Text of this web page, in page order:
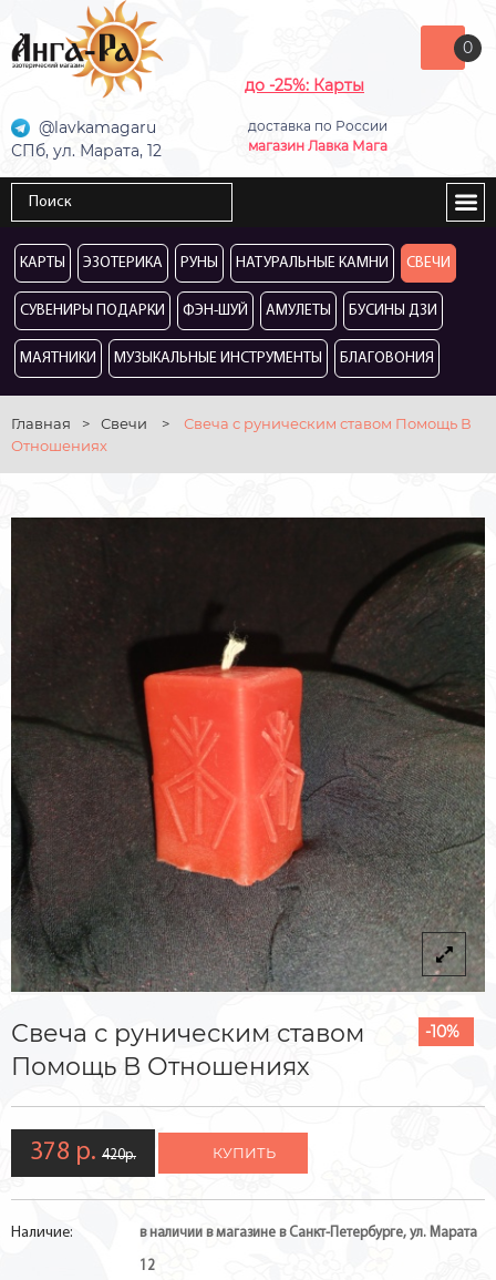
до -25%: Карты
доставка по России
магазин Лавка Мага
@lavkamagaru
СПб, ул. Марата, 12
0
КАРТЫ ЭЗОТЕРИКА РУНЫ НАТУРАЛЬНЫЕ КАМНИ СВЕЧИ
СУВЕНИРЫ ПОДАРКИ ФЭН-ШУЙ АМУЛЕТЫ БУСИНЫ ДЗИ
МАЯТНИКИ МУЗЫКАЛЬНЫЕ ИНСТРУМЕНТЫ БЛАГОВОНИЯ
Главная > Свечи >
Свеча с руническим ставом Помощь В
Отношениях
-10%
Свеча с руническим ставом
Помощь В Отношениях
378 р. 420р. КУПИТЬ
Наличие: в наличии в магазине в Санкт-Петербурге, ул. Марата
12